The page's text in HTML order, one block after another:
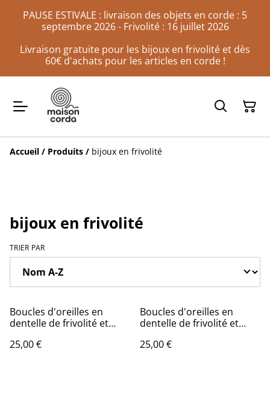
PAUSE ESTIVALE : livraison des objets en corde : 5
septembre 2026 - Frivolité : 16 juillet 2026
Livraison gratuite pour les bijoux en frivolité et dès
60€ d'achats pour les articles en corde !
Accueil / Produits / bijoux en frivolité
bijoux en frivolité
TRIER PAR
Boucles d'oreilles en
dentelle de frivolité et
antique
25,00 €
Boucles d'oreilles en
dentelle de frivolité et
25,00 €